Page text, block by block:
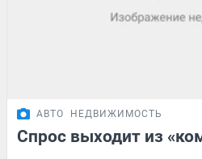
АВТО НЕДВИЖИМОСТЬ
Спрос выходит из